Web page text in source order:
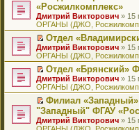
н
ю
о
б
щ
е
н
и
ю
н
м
у
с
о
о
б
щ
е
н
и
ю
ч
т
а
н
н
о
м
у
с
о
о
б
щ
е
н
н
п
р
о
ч
и
т
а
н
н
о
м
у
с
о
р
о
м
у
н
е
п
р
о
ч
и
т
а
н
н
т
к
п
е
р
в
о
м
у
н
е
п
р
о
ч
П
р
е
й
т
и
к
п
е
р
в
о
м
у
н
«Росжилкомплекс»
Дмитрий Викторович » 15
ОРГАНЫ (ДЖО,
П
е
р
е
й
т
и
к
п
е
р
Отдел
Дмитрий Викторович » 15
ОРГАНЫ (ДЖО,
П
е
р
е
й
т
и
Отдел «Брянский»
Дмитрий Викторович » 15
ОРГАНЫ (ДЖО,
П
е
р
Филиал
"Западный" ФГАУ
Дмитрий Викторович » 15
ОРГАНЫ (ДЖО,